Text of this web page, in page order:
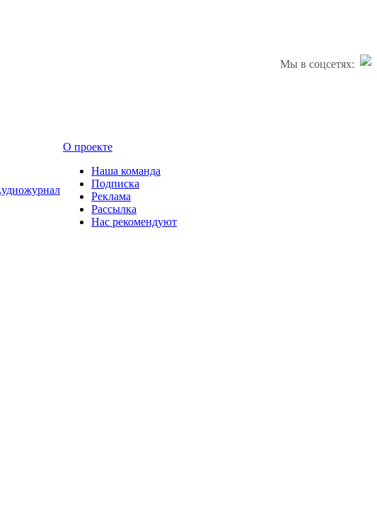
Мы в соцсетях:
О проекте
Наша команда
Подписка
Реклама
Рассылка
Нас рекомендуют